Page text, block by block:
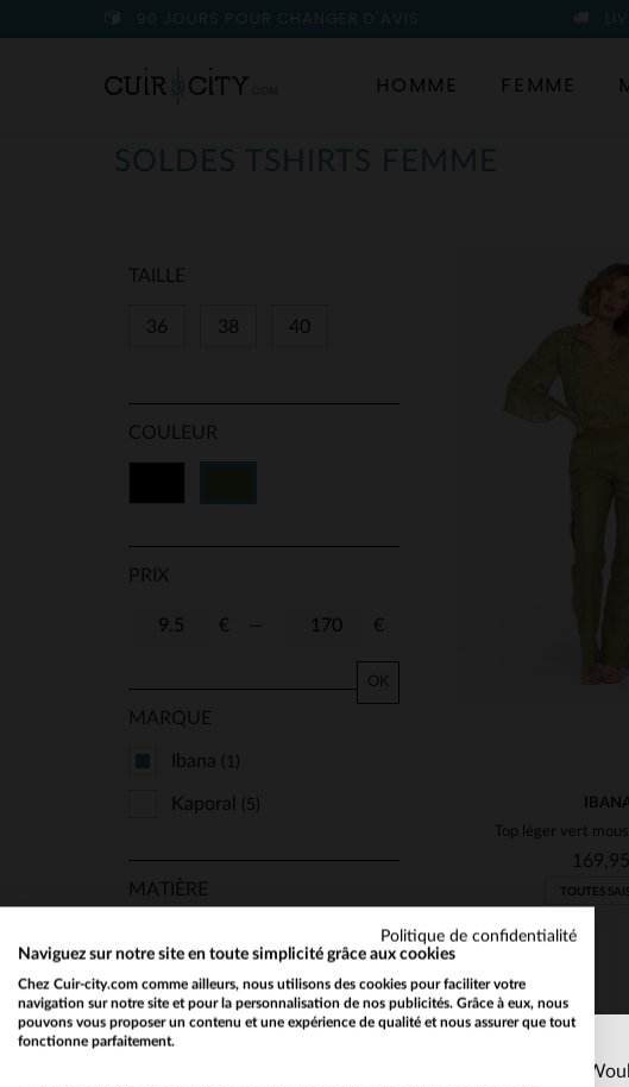
90 JOURS POUR CHANGER D'AVIS
HOMME FEMME
SOLDES TSHIRTS FEMME
TAILLE
36 38 40
COULEUR
PRIX
€ €
OK
MARQUE
Ibana (1)
Kaporal (5)
MATIÈRE
SAISON
TOUTES
Politique de confidentialité
Naviguez sur notre site en toute simplicité grâce aux cookies
Chez Cuir-city.com comme ailleurs, nous utilisons des cookies pour faciliter votre
navigation sur notre site et pour la personnalisation de nos publicités. Grâce à eux, nous
pouvons vous proposer un contenu et une expérience de qualité et nous assurer que tout
fonctionne parfaitement.